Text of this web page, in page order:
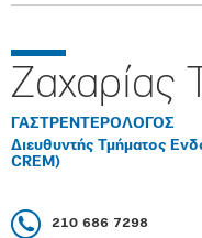
Ζαχαρίας
ΓΑΣΤΡΕΝΤΕΡΟΛΟΓΟΣ
Διευθυντής Τμήματος
CREM)
210 686 7298